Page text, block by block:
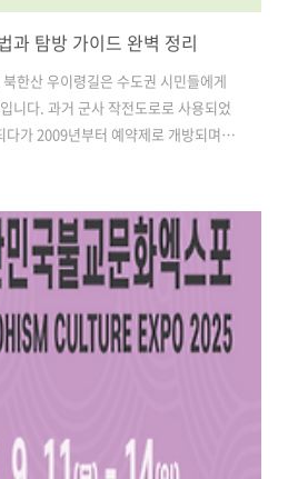
과 탐방 가이드 완벽 정리
한산 우이령길은 수도권 시민들에게
니다. 과거 군사 작전도로로 사용되었
다가 2009년부터 예약제로 개방되며,
함께 체험할 수 있는 특별한 탐방로로
가을 단풍철과 같은 성수기에는 예약이
차와 운영 규칙을 잘 숙지하는 것이 중
우이령길 예약 방법부터 교통편, 탐방코
까지 한눈에 정리해드리겠습니다. 목
2. 우이령길 운영 시간 및 기간 3. 북한